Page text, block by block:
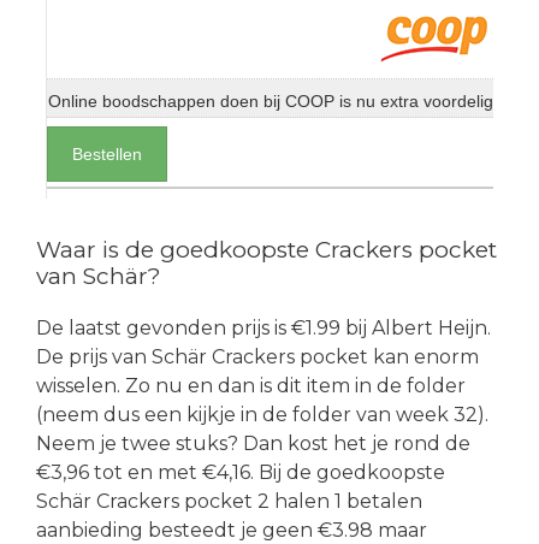
Online boodschappen doen bij COOP is nu extra voordelig
Bestellen
Waar is de goedkoopste Crackers pocket
van Schär?
De laatst gevonden prijs is €1.99 bij Albert Heijn.
De prijs van Schär Crackers pocket kan enorm
wisselen. Zo nu en dan is dit item in de folder
(neem dus een kijkje in de folder van week 32).
Neem je twee stuks? Dan kost het je rond de
€3,96 tot en met €4,16. Bij de goedkoopste
Schär Crackers pocket 2 halen 1 betalen
aanbieding besteedt je geen €3.98 maar